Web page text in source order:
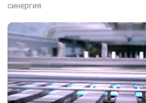
синергия